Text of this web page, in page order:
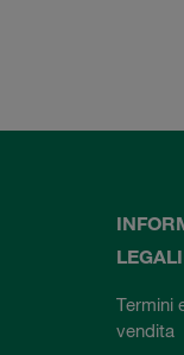
LEGALI
Termini
vendita